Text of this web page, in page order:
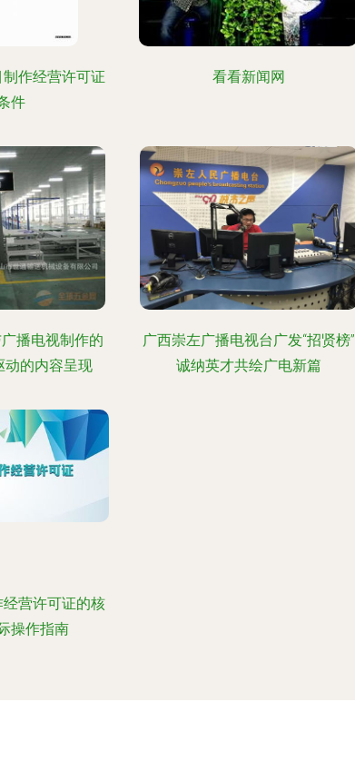
作经营许可证
件
看看新闻网
播电视制作的
动的内容呈现
广西崇左广播电视台广发“招贤榜”
诚纳英才共绘广电新篇
营许可证的核
操作指南